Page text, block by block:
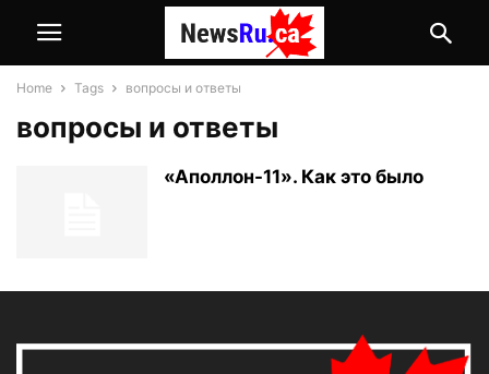
Home Tags вопросы и ответы
вопросы и ответы
«Аполлон-11». Как это было